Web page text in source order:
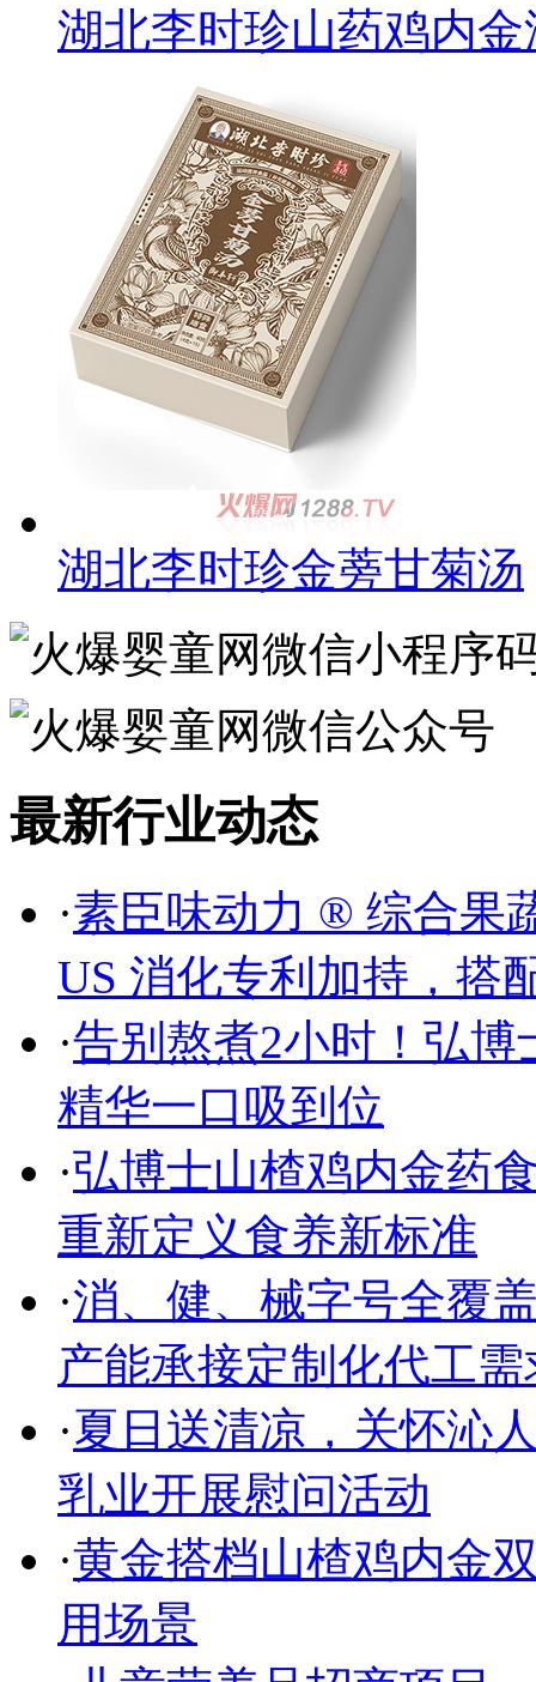
湖北李时珍山药鸡内金
湖北李时珍金蒡甘菊汤
最新行业动态
·素臣味动力 ® 综合果
US 消化专利加持，搭
·告别熬煮2小时！弘
精华一口吸到位
·弘博士山楂鸡内金药
重新定义食养新标准
·消、健、械字号全覆
产能承接定制化代工需
·夏日送清凉，关怀沁
乳业开展慰问活动
·黄金搭档山楂鸡内金
用场景